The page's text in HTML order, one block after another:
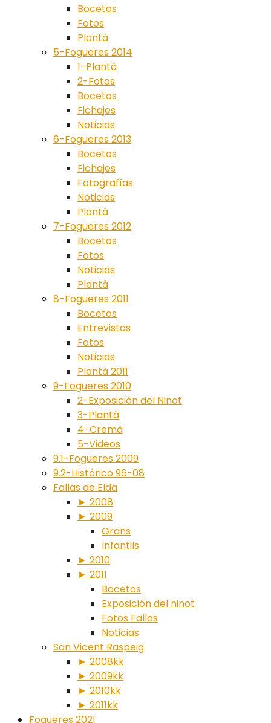
Bocetos
Fotos
Plantà
5-Fogueres 2014
1-Plantà
2-Fotos
Bocetos
Fichajes
Noticias
6-Fogueres 2013
Bocetos
Fichajes
Fotografías
Noticias
Plantà
7-Fogueres 2012
Bocetos
Fotos
Noticias
Plantà
8-Fogueres 2011
Bocetos
Entrevistas
Fotos
Noticias
Plantà 2011
9-Fogueres 2010
2-Exposición del Ninot
3-Plantà
4-Cremà
5-Videos
9.1-Fogueres 2009
9.2-Histórico 96-08
Fallas de Elda
► 2008
► 2009
Grans
Infantils
► 2010
► 2011
Bocetos
Exposición del ninot
Fotos Fallas
Noticias
San Vicent Raspeig
► 2008kk
► 2009kk
► 2010kk
► 2011kk
Fogueres 2021